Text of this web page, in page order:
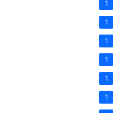
1
1
1
1
1
1